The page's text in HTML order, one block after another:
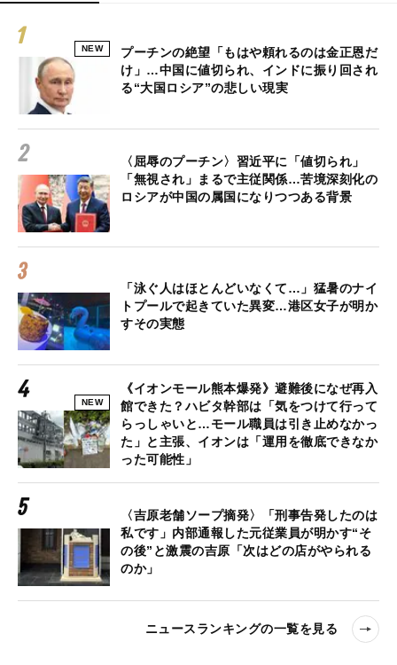
NEW
プーチンの絶望「もはや頼れるのは金正恩だ
け」…中国に値切られ、インドに振り回され
る“大国ロシア”の悲しい現実
〈屈辱のプーチン〉習近平に「値切られ」
「無視され」まるで主従関係…苦境深刻化の
ロシアが中国の属国になりつつある背景
「泳ぐ人はほとんどいなくて…」猛暑のナイ
トプールで起きていた異変…港区女子が明か
すその実態
NEW
《イオンモール熊本爆発》避難後になぜ再入
館できた？ハビタ幹部は「気をつけて行って
らっしゃいと…モール職員は引き止めなかっ
た」と主張、イオンは「運用を徹底できなか
った可能性」
〈吉原老舗ソープ摘発〉「刑事告発したのは
私です」内部通報した元従業員が明かす“そ
の後”と激震の吉原「次はどの店がやられる
のか」
ニュースランキングの一覧を見る